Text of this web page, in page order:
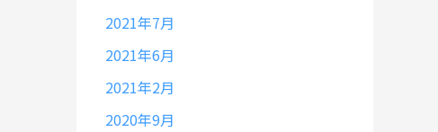
2021年7月
2021年6月
2021年2月
2020年9月